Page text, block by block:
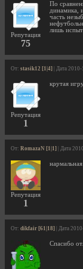
Репутация
75
По
динамика,
часть
лишь
От: stasik12 [1|4] | Дата
Репутация
1
крутая
От: RomazaN [1|1] | Дата
Репутация
1
От: dikfair [61|18] | Дата
Спасибо